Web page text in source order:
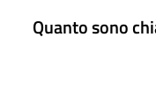
Quanto sono